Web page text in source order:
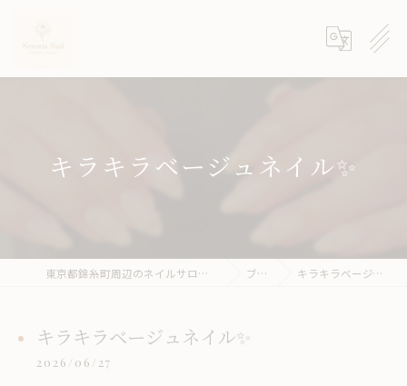
キラキラベージュネイル✨
東京都錦糸町周辺のネイルサロンならneroria nail ブログ キラキラベージュネイル✨
キラキラベージュネイル✨
2026/06/27